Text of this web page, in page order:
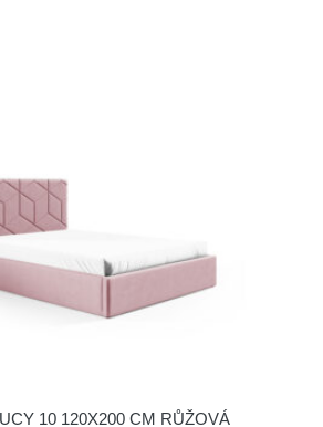
10 120X200 CM RŮŽOVÁ